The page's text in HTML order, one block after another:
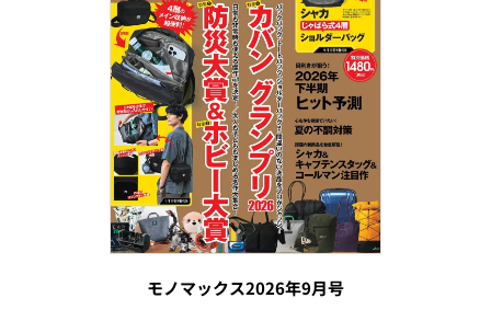
モノマックス2026年9月号